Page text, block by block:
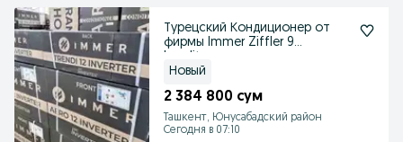
Турецский Кондиционер от
фирмы Immer Ziffler 9
Новый
2 384 800 сум
Ташкент, Юнусабадский район
Сегодня в 07:10